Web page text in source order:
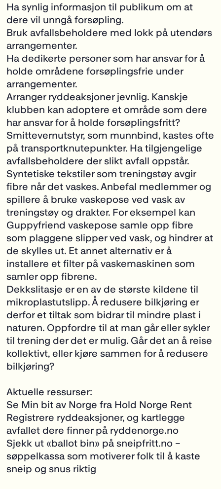
Ha synlig informasjon til publikum om at
dere vil unngå forsøpling.
Bruk avfallsbeholdere med lokk på utendørs
arrangementer.
Ha dedikerte personer som har ansvar for å
holde områdene forsøplingsfrie under
arrangementer.
Arranger ryddeaksjoner jevnlig. Kanskje
klubben kan adoptere et område som dere
har ansvar for å holde forsøplingsfritt?
Smittevernutstyr, som munnbind, kastes ofte
på transportknutepunkter. Ha tilgjengelige
avfallsbeholdere der slikt avfall oppstår.
Syntetiske tekstiler som treningstøy avgir
fibre når det vaskes. Anbefal medlemmer og
spillere å bruke vaskepose ved vask av
treningstøy og drakter. For eksempel kan
Guppyfriend vaskepose samle opp fibre
som plaggene slipper ved vask, og hindrer at
de skylles ut. Et annet alternativ er å
installere et filter på vaskemaskinen som
samler opp fibrene.
Dekkslitasje er en av de største kildene til
mikroplastutslipp. Å redusere bilkjøring er
derfor et tiltak som bidrar til mindre plast i
naturen. Oppfordre til at man går eller sykler
til trening der det er mulig. Går det an å reise
kollektivt, eller kjøre sammen for å redusere
bilkjøring?
Aktuelle ressurser:
Se Min bit av Norge fra Hold Norge Rent
Registrere ryddeaksjoner, og kartlegge
avfallet dere finner på ryddenorge.no
Sjekk ut «ballot bin» på sneipfritt.no –
søppelkassa som motiverer folk til å kaste
sneip og snus riktig